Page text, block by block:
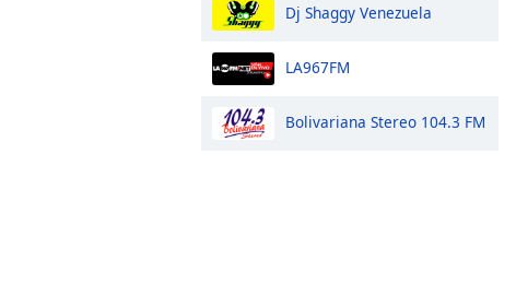
Dj Shaggy Venezuela
LA967FM
Bolivariana Stereo 104.3 FM